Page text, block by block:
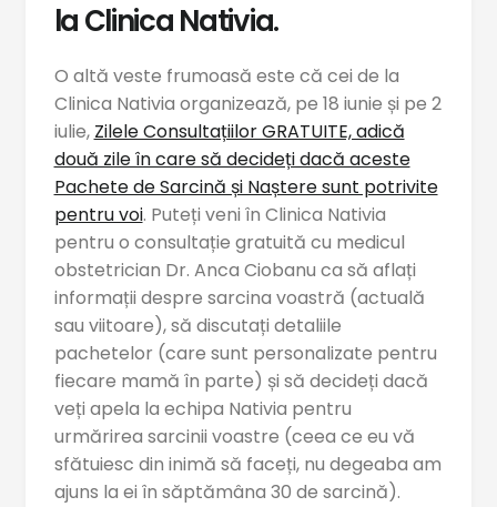
la Clinica Nativia.
O altă veste frumoasă este că cei de la
Clinica Nativia organizează, pe 18 iunie și pe 2
iulie, Zilele Consultațiilor GRATUITE, adică
două zile în care să decideți dacă aceste
Pachete de Sarcină și Naștere sunt potrivite
pentru voi. Puteți veni în Clinica Nativia
pentru o consultație gratuită cu medicul
obstetrician Dr. Anca Ciobanu ca să aflați
informații despre sarcina voastră (actuală
sau viitoare), să discutați detaliile
pachetelor (care sunt personalizate pentru
fiecare mamă în parte) și să decideți dacă
veți apela la echipa Nativia pentru
urmărirea sarcinii voastre (ceea ce eu vă
sfătuiesc din inimă să faceți, nu degeaba am
ajuns la ei în săptămâna 30 de sarcină).